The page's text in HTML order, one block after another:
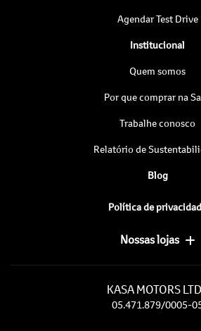
Agendar Test Drive
Institucional
Quem somos
Por que comprar na
Trabalhe conosco
Relatório de
Blog
Política de
Nossas lojas
KASA MOTORS
05.471.879/0005-